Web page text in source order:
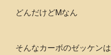
どんだけどMなん
そんなカーボのゼッケンは